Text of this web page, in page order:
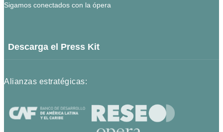
Sigamos conectados con la ópera
Descarga el Press Kit
Alianzas estratégicas: